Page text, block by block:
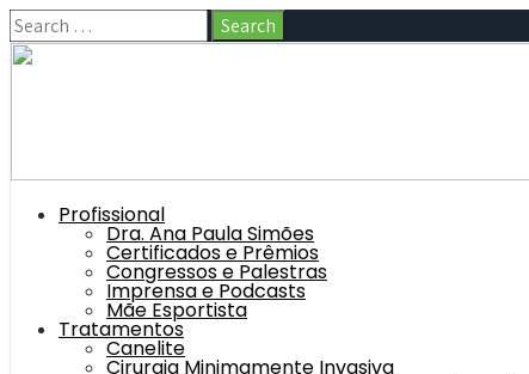
Profissional
Dra. Ana Paula Simões
Certificados e Prêmios
Congressos e Palestras
Imprensa e Podcasts
Mãe Esportista
Tratamentos
Canelite
Cirurgia Minimamente Invasiva